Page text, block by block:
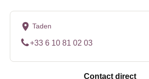
Taden
+33 6 10 81 02 03
Contact direct